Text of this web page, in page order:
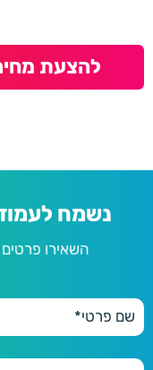
להצעת
נשמח
השאירו